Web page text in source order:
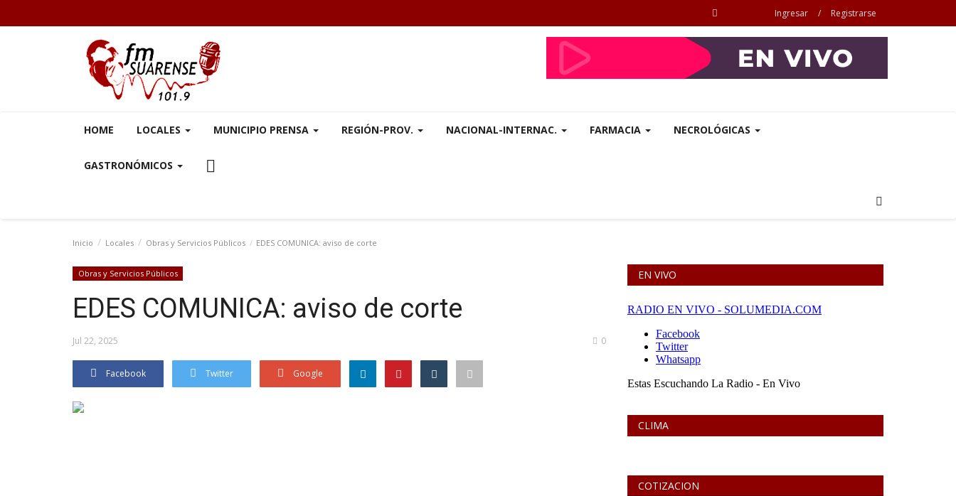
Ingresar / Registrarse
HOME LOCALES MUNICIPIO PRENSA REGIÓN-PROV. NACIONAL-INTERNAC. FARMACIA NECROLÓGICAS
GASTRONÓMICOS
Inicio Locales Obras y Servicios Públicos EDES COMUNICA: aviso de corte
Obras y Servicios Públicos
EDES COMUNICA: aviso de corte
Jul 22, 2025 0
Facebook Twitter Google
EN VIVO
CLIMA
COTIZACION